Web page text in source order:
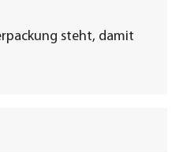
steht, damit